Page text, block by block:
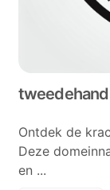
Ontdek de
Deze
en ...